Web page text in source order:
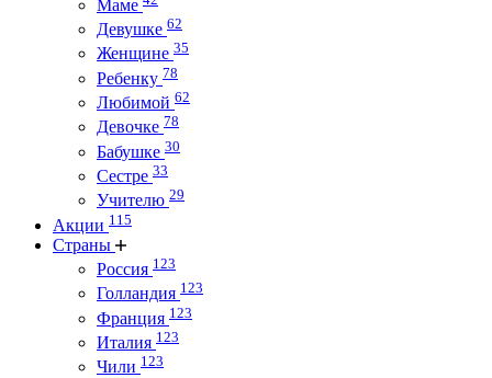
Маме
Девушке 62
Женщине 35
Ребенку 78
Любимой 62
Девочке 78
Бабушке 30
Сестре 33
Учителю 29
Акции 115
Страны
Россия 123
Голландия 123
Франция 123
Италия 123
Чили 123